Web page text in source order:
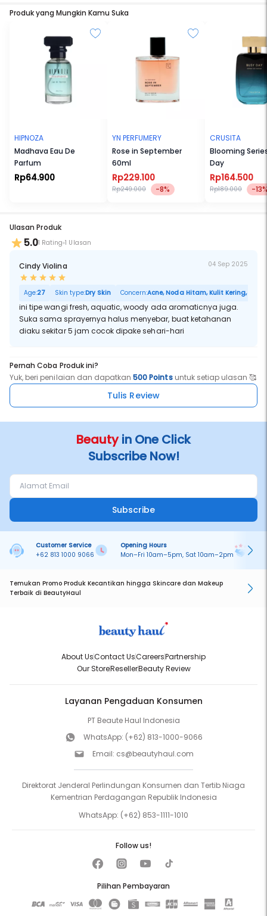
MIDDLE
Cashmere Woods
Produk yang Mungkin Kamu Suka
HIPNOZA
Madhava Eau De
Parfum
Rp64.900
YN PERFUMERY
Rose in September
60ml
Rp229.100
Rp249.000 -8%
CRUSITA
Blooming
Day
Rp164.500
Rp189.000 -
Ulasan Produk
5.01 Rating 1 Ulasan
Cindy Violina 04 Sep 2025
Age:27 Skin type:Dry Skin Concern:Acne, Noda Hitam, Kulit Kering,
ini tipe wangi fresh, aquatic, woody ada aromaticnya juga.
Suka sama sprayernya halus menyebar, buat ketahanan
diaku sekitar 5 jam cocok dipake sehari-hari
Pernah Coba Produk ini?
Yuk, beri penilaian dan dapatkan500 Pointsuntuk setiap ulasan 🥰
Tulis Review
Beautyin One Click
Subscribe Now!
Subscribe
Customer Service
+62 813 1000 9066
Opening Hours
Mon–Fri 10am–5pm, Sat 10am–2pm
Temukan Promo Produk Kecantikan hingga Skincare dan Makeup
Terbaik di BeautyHaul
About UsContact UsCareersPartnership
Our StoreResellerBeauty Review
Layanan Pengaduan Konsumen
PT Beaute Haul Indonesia
WhatsApp: (+62) 813-1000-9066
Email: cs@beautyhaul.com
Direktorat Jenderal Perlindungan Konsumen dan Tertib Niaga
Kementrian Perdagangan Republik Indonesia
WhatsApp: (+62) 853-1111-1010
Pilihan Pembayaran
Follow us!